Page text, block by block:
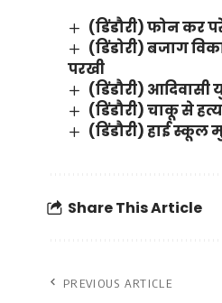
(डिंडौरी) फोन कर
(डिंडोरी) बजाग
परखी
(डिंडौरी)
(डिंडौरी) चाकू से
(डिंडौरी) हाई
Share This Article
PREVIOUS ARTICLE